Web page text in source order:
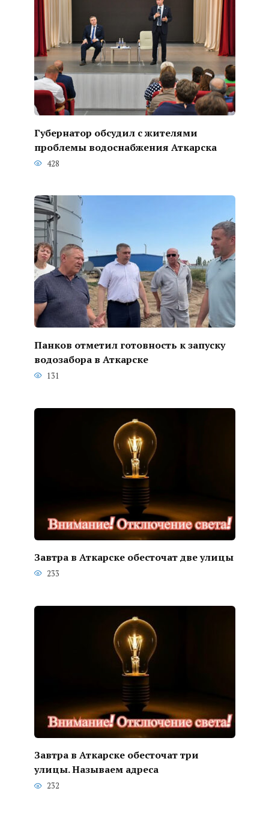
Губернатор обсудил с жителями
проблемы водоснабжения Аткарска
428
Панков отметил готовность к запуску
водозабора в Аткарске
131
Завтра в Аткарске обесточат две улицы
233
Завтра в Аткарске обесточат три
улицы. Называем адреса
232